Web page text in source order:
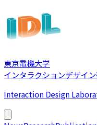
東京電機大学
インタラクションデザイ
Interaction Design